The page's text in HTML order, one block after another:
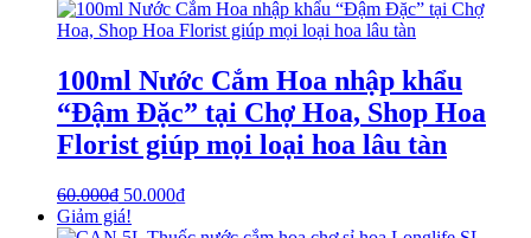
100ml Nước Cắm Hoa nhập khẩu
“Đậm Đặc” tại Chợ Hoa, Shop Hoa
Florist giúp mọi loại hoa lâu tàn
60.000₫ 50.000₫
Giảm giá!